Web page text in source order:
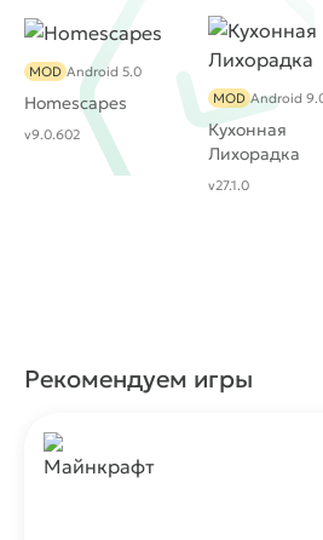
Homescapes
MOD Android 5.0
v9.0.602
Кухонная
Лихорадка
MOD Android
v27.1.0
Рекомендуем игры